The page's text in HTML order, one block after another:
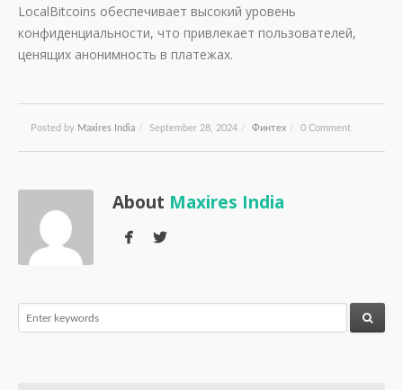
LocalBitcoins обеспечивает высокий уровень
конфиденциальности, что привлекает пользователей,
ценящих анонимность в платежах.
Posted by Maxires India / September 28, 2024 / Финтех / 0 Comment
About Maxires India